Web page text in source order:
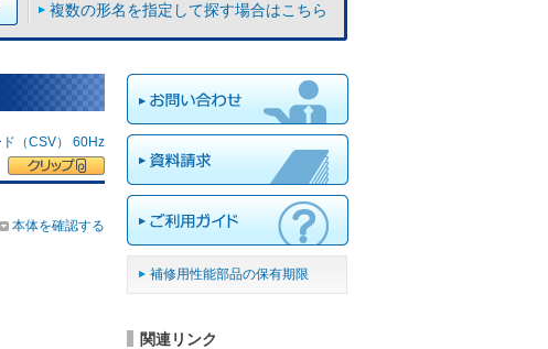
複数の形名を指定して探す場合はこちら
（CSV） 60Hz
本体を確認する
補修用性能部品の保有期限
関連リンク